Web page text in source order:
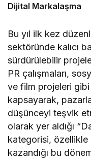
Dijital Markalaşma
Bu yıl ilk kez
sektöründe kalıcı
sürdürülebilir
PR çalışmaları,
ve film projeleri
kapsayarak,
düşünceyi teşvik
olarak yer aldığı
kategorisi, özellikle
kazandığı bu